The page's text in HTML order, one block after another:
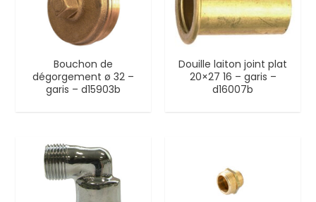
Bouchon de
dégorgement ø 32 –
garis – d15903b
Douille laiton joint plat
20×27 16 – garis –
d16007b